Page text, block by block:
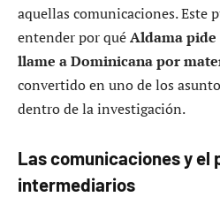
aquellas comunicaciones. Este
entender por quéAldama pide
llame a Dominicana por
convertido en uno de los
dentro de la investigación.
Las comunicaciones y el
intermediarios